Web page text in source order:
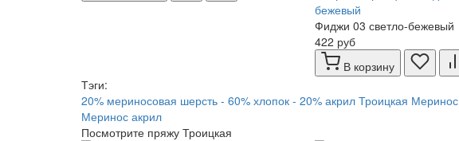
Фиджи 03 светло-бежевый
422 руб
В корзину
Тэги:
20% мериносовая шерсть - 60% хлопок - 20% акрил Троицкая Меринос
Меринос акрил
Посмотрите пряжу Троицкая